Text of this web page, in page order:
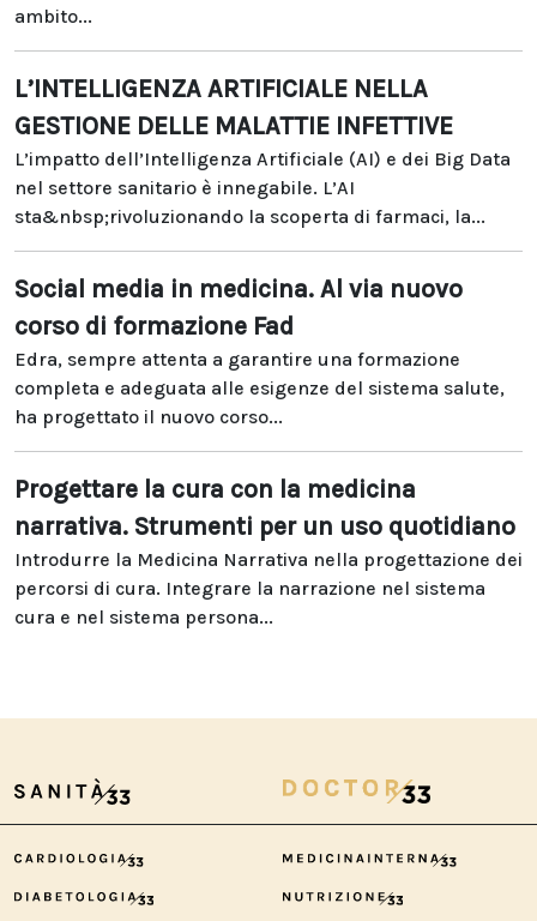
ambito...
L’INTELLIGENZA ARTIFICIALE NELLA
GESTIONE DELLE MALATTIE INFETTIVE
L’impatto dell’Intelligenza Artificiale (AI) e dei Big Data
nel settore sanitario è innegabile. L’AI
sta&nbsp;rivoluzionando la scoperta di farmaci, la...
Social media in medicina. Al via nuovo
corso di formazione Fad
Edra, sempre attenta a garantire una formazione
completa e adeguata alle esigenze del sistema salute,
ha progettato il nuovo corso...
Progettare la cura con la medicina
narrativa. Strumenti per un uso quotidiano
Introdurre la Medicina Narrativa nella progettazione dei
percorsi di cura. Integrare la narrazione nel sistema
cura e nel sistema persona...